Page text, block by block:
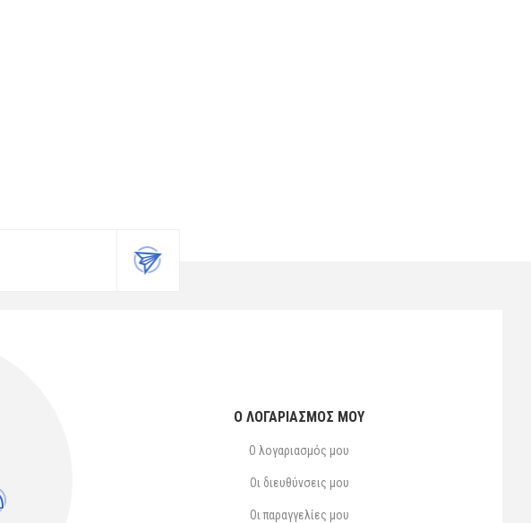
Ο ΛΟΓΑΡΙΑΣΜΌΣ ΜΟΥ
Ο λογαριασμός μου
Οι διευθύνσεις μου
Οι παραγγελίες μου